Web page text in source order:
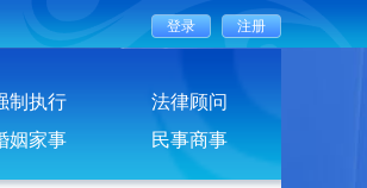
制执行
法律顾问
姻家事 民事商事